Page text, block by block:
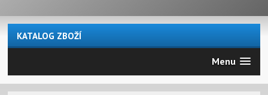
KATALOG ZBOŽÍ
Menu